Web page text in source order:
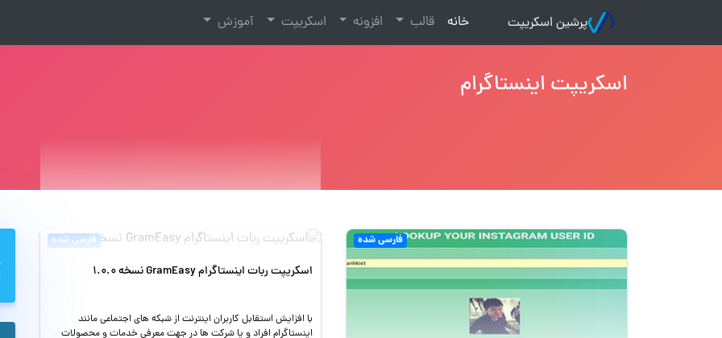
پرشین اسکریپت خانه
(current) قالب افزونه اسکریپت آموزش
اسکریپت اینستاگرام
فارسی شده فارسی شده
اسکریپت ربات اینستاگرام GramEasy نسخه 1.0.0
با افزایش استقابل کاربران اینترنت از شبکه های اجتماعی مانند
اینستاگرام افراد و یا شرکت ها در جهت معرفی خدمات و محصولات